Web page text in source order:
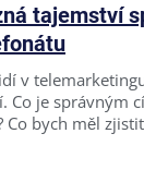
tajemství
v
Co je správným
bych měl